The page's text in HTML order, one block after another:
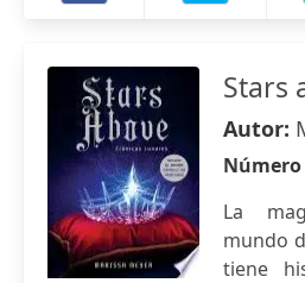
Stars
Autor:
Número
La
mundo
tiene